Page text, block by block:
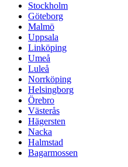
Stockholm
Göteborg
Malmö
Uppsala
Linköping
Umeå
Luleå
Norrköping
Helsingborg
Örebro
Västerås
Hägersten
Nacka
Halmstad
Bagarmossen